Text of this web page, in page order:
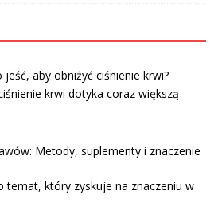
jeść, aby obniżyć ciśnienie krwi?
krwi dotyka coraz większą
Metody, suplementy i znaczenie
temat, który zyskuje na znaczeniu w